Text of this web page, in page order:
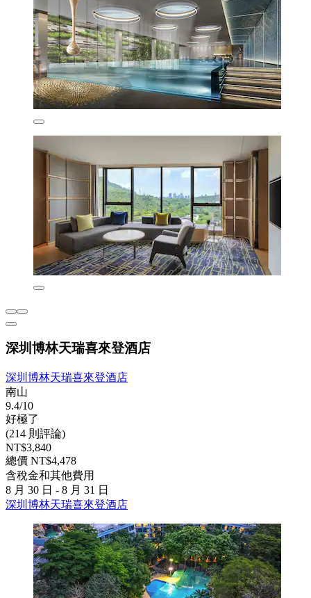
深圳博林天瑞喜來登酒店
深圳博林天瑞喜來登酒店
南山
9.4/10
好極了
(214 則評論)
NT$3,840
總價 NT$4,478
含稅金和其他費用
8 月 30 日 - 8 月 31 日
深圳博林天瑞喜來登酒店